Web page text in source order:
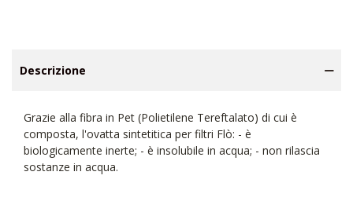
Descrizione
Grazie alla fibra in Pet (Polietilene Tereftalato) di cui è
composta, l'ovatta sintetitica per filtri Flò: - è
biologicamente inerte; - è insolubile in acqua; - non rilascia
sostanze in acqua.